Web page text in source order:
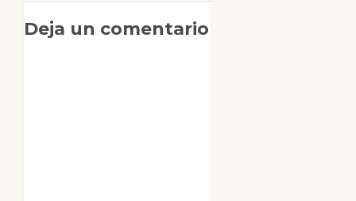
Deja un comentario